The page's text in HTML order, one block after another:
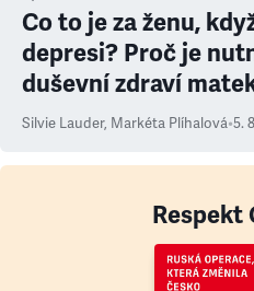
Co to je za ženu,
depresi? Proč je
duševní zdraví
Silvie Lauder, Markéta Plíhalová•5.
Respekt